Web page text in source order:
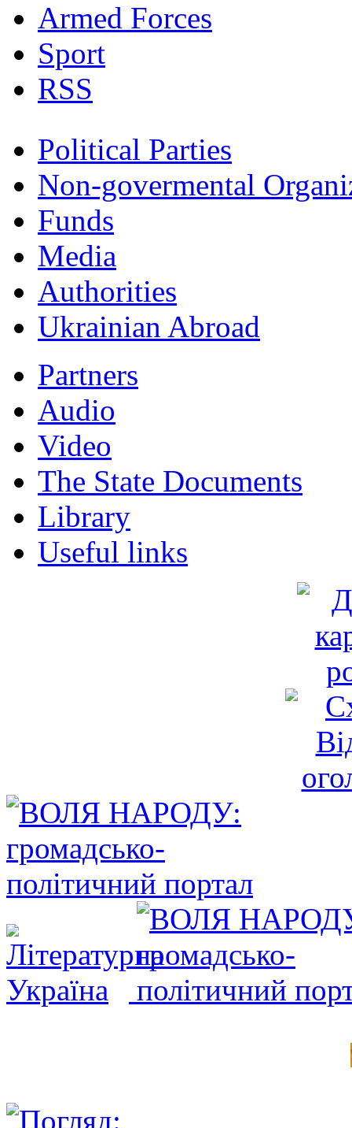
Armed Forces
Sport
RSS
Political Parties
Non-govermental
Funds
Мedia
Authorities
Ukrainian Abroad
Partners
Audio
Video
The State Documents
Library
Useful links